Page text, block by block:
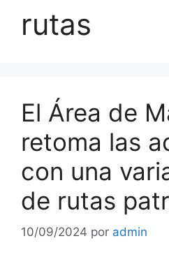
rutas
El Área de
retoma las
con una
de rutas
10/09/2024 por admin